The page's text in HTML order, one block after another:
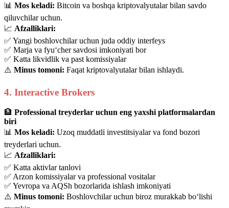
📊 Mos keladi: Bitcoin va boshqa kriptovalyutalar bilan savdo
qiluvchilar uchun.
📈 Afzalliklari:
✅ Yangi boshlovchilar uchun juda oddiy interfeys
✅ Marja va fyu‘cher savdosi imkoniyati bor
✅ Katta likvidlik va past komissiyalar
⚠️ Minus tomoni: Faqat kriptovalyutalar bilan ishlaydi.
4. Interactive Brokers
🏦 Professional treyderlar uchun eng yaxshi platformalardan
biri
📊 Mos keladi: Uzoq muddatli investitsiyalar va fond bozori
treyderlari uchun.
📈 Afzalliklari:
✅ Katta aktivlar tanlovi
✅ Arzon komissiyalar va professional vositalar
✅ Yevropa va AQSh bozorlarida ishlash imkoniyati
⚠️ Minus tomoni: Boshlovchilar uchun biroz murakkab bo‘lishi